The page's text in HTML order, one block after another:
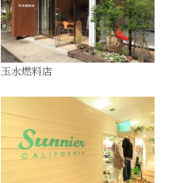
玉水燃料店